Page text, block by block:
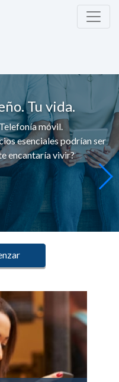
Tu vida.
móvil.
esenciales podrían ser
encantaría vivir?